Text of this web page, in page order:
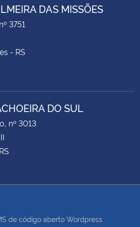
DAS MISSÕES
3751
- RS
DO SUL
nº 3013
de código aberto Wordpress